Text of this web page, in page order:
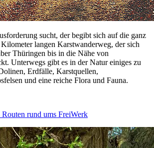
sucht, der begibt sich auf die ganz
langen Karstwanderweg, der sich
Thüringen bis in die Nähe von
Unterwegs gibt es in der Natur einiges zu
Erdfälle, Karstquellen,
und eine reiche Flora und Fauna.
rund ums FreiWerk